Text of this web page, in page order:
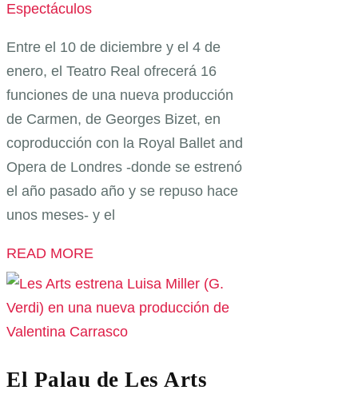
Espectáculos
Entre el 10 de diciembre y el 4 de
enero, el Teatro Real ofrecerá 16
funciones de una nueva producción
de Carmen, de Georges Bizet, en
coproducción con la Royal Ballet and
Opera de Londres -donde se estrenó
el año pasado año y se repuso hace
unos meses- y el
READ MORE
El Palau de Les Arts